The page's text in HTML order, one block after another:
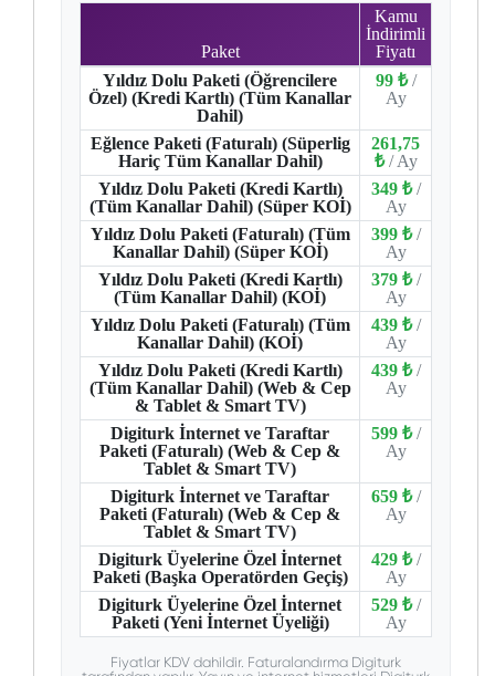
Paket
Kamu
İndirimli
Fiyatı
Yıldız Dolu Paketi (Öğrencilere
Özel) (Kredi Kartlı) (Tüm Kanallar
Dahil)
99 ₺ /
Ay
Eğlence Paketi (Faturalı) (Süperlig
Hariç Tüm Kanallar Dahil)
261,75
₺ / Ay
Yıldız Dolu Paketi (Kredi Kartlı)
(Tüm Kanallar Dahil) (Süper KOİ)
349 ₺ /
Ay
Yıldız Dolu Paketi (Faturalı) (Tüm
Kanallar Dahil) (Süper KOİ)
399 ₺ /
Ay
Yıldız Dolu Paketi (Kredi Kartlı)
(Tüm Kanallar Dahil) (KOİ)
379 ₺ /
Ay
Yıldız Dolu Paketi (Faturalı) (Tüm
Kanallar Dahil) (KOİ)
439 ₺ /
Ay
Yıldız Dolu Paketi (Kredi Kartlı)
(Tüm Kanallar Dahil) (Web & Cep
& Tablet & Smart TV)
439 ₺ /
Ay
Digiturk İnternet ve Taraftar
Paketi (Faturalı) (Web & Cep &
Tablet & Smart TV)
599 ₺ /
Ay
Digiturk İnternet ve Taraftar
Paketi (Faturalı) (Web & Cep &
Tablet & Smart TV)
659 ₺ /
Ay
Digiturk Üyelerine Özel İnternet
Paketi (Başka Operatörden Geçiş)
429 ₺ /
Ay
Digiturk Üyelerine Özel İnternet
Paketi (Yeni İnternet Üyeliği)
529 ₺ /
Ay
Fiyatlar KDV dahildir. Faturalandırma Digiturk